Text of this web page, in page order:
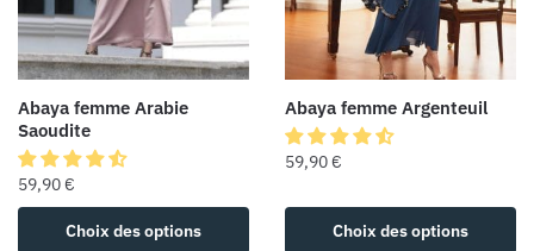
Abaya femme Arabie
Saoudite
59,90€
Choix des options
Abaya femme Argenteuil
59,90€
Choix des options